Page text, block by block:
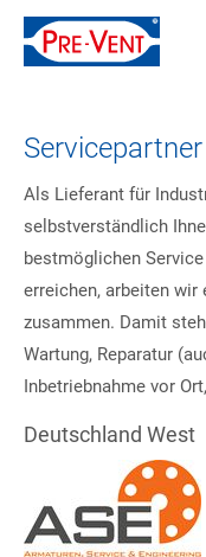
Als Lieferant für
selbstverständlich
bestmöglichen
erreichen, arbeiten wir
zusammen. Damit
Wartung, Reparatur
Inbetriebnahme vor
Deutschland West